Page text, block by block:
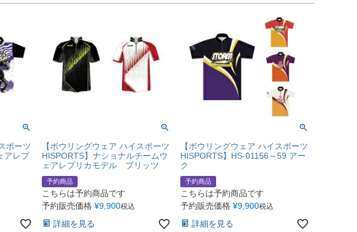
ポーツ
アレプ
【ボウリングウェア ハイスポーツ
HISPORTS】ナショナルチームウ
ェアレプリカモデル プリッツ
予約商品
こちらは予約商品です
予約販売価格 ¥9,900税込
詳細を見る
【ボウリングウェア ハイスポーツ
HISPORTS】HS-01156～59 アー
ク
予約商品
こちらは予約商品です
予約販売価格 ¥9,900税込
詳細を見る